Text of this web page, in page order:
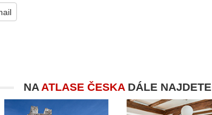
NAATLASE ČESKADÁLE NAJDETE